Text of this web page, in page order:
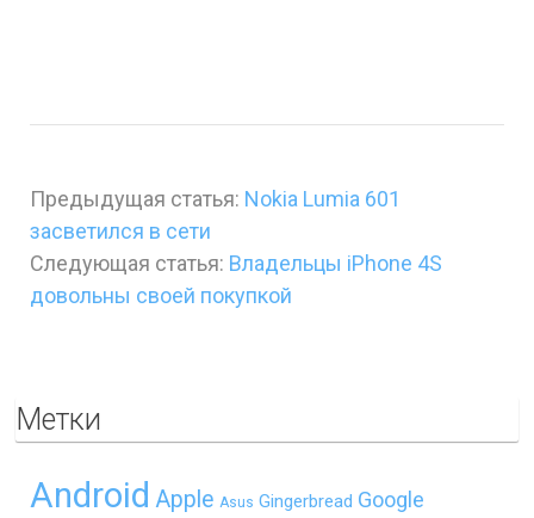
Предыдущая статья: Nokia Lumia 601
засветился в сети
Следующая статья: Владельцы iPhone 4S
довольны своей покупкой
Метки
Android Apple Asus Gingerbread Google